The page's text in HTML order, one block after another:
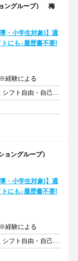
ングループ） 梅
・小学生対象)】週
にも♪履歴書不要!
経験による
週1日以上 1日1.5時間以上 シフト自由・自己申告
ョングループ）
・小学生対象)】週
にも♪履歴書不要!
経験による
週1日以上 1日1.5時間以上 シフト自由・自己申告